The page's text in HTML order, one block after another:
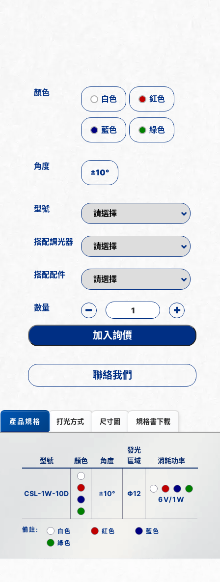
顏色
白色 紅色
藍色 綠色
角度
±10°
型號
搭配調光器
搭配配件
數量
加入詢價
聯絡我們
產品規格 打光方式 尺寸圖 規格書下載
型號 顏色 角度
發光
區域
消耗功率
CSL-1W-10D ±10° Φ12
6V/1W
備註: 白色 紅色
藍色
綠色